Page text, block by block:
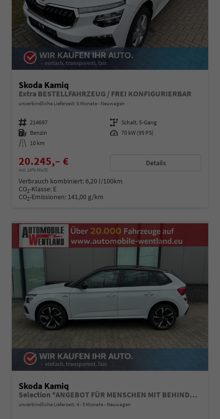
Skoda Kamiq
Extra BESTELLFAHRZEUG / FREI KONFIGURIERBAR
unverbindliche Lieferzeit: 6 Monate Neuwagen
Fahrzeugnummer 214697 Getriebe Schalt. 5-Gang
Kraftstoff Benzin Leistung 70 kW (95 PS)
Kilometerstand 10 km
20.245,– €
incl. 19% MwSt.
Details
Verbrauch kombiniert:6,20 l/100km
CO2-Klasse: E
CO2-Emissionen: 141,00 g/km
Skoda Kamiq
Selection *ANGEBOT FÜR MENSCHEN MIT BEHINDERUNG AB 50%! 1.0 TSI 95PS, Klimaanlage, Sitzheizung, Parksensoren hinten, LED-Scheinwerfer, Tempomat, Infotainment 8", Virtual Cockpit Nebelscheinwerfer, Dachreling
unverbindliche Lieferzeit: 4 - 5 Monate Neuwagen